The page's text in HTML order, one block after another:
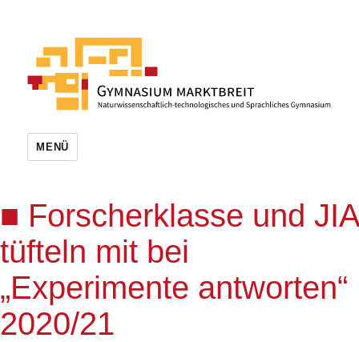
MENÜ
Forscherklasse und JIA
tüfteln mit bei
„Experimente antworten“
2020/21